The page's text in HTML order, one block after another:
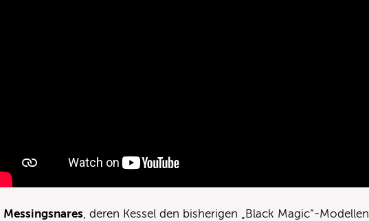
Messingsnares, deren Kessel den bisherigen „Black Magic“-Modellen